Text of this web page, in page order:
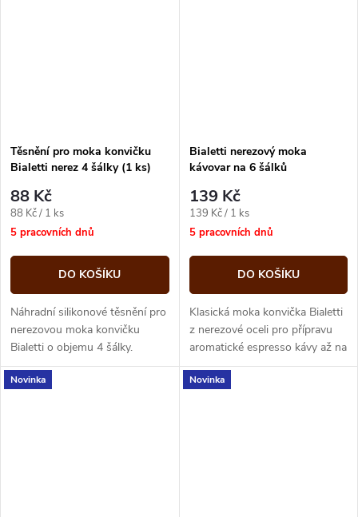
Těsnění pro moka konvičku
Bialetti nerez 4 šálky (1 ks)
88 Kč
Měrná
cena:
88 Kč / 1 ks
5 pracovních dnů
DO KOŠÍKU
Náhradní silikonové těsnění pro
nerezovou moka konvičku
Bialetti o objemu 4 šálky.
Zajišťuje dokonalé utěsnění a
správný tlak při přípravě...
Bialetti nerezový moka
kávovar na 6 šálků
139 Kč
Měrná
cena:
139 Kč / 1 ks
5 pracovních dnů
DO KOŠÍKU
Klasická moka konvička Bialetti
z nerezové oceli pro přípravu
aromatické espresso kávy až na
6 šálků. Vhodná i na indukci.
Novinka Novinka